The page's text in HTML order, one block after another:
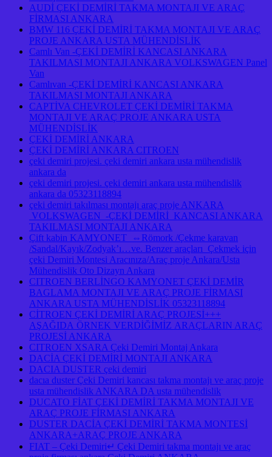
AUDİ ÇEKİ DEMİRİ TAKMA MONTAJI VE ARAÇ
FİRMASI ANKARA
BMW 116 ÇEKİ DEMİRİ TAKMA MONTAJI VE ARAÇ
PROJE ANKARA USTA MÜHENDİSLİK
Camlı Van -ÇEKİ DEMİRİ KANCASI ANKARA
TAKILMASI MONTAJI ANKARA VOLKSWAGEN Panel
Van
Camlıvan -ÇEKİ DEMİRİ KANCASI ANKARA
TAKILMASI MONTAJI ANKARA
CAPTİVA CHEVROLET ÇEKİ DEMİRİ TAKMA
MONTAJI VE ARAÇ PROJE ANKARA USTA
MÜHENDİSLİK
ÇEKİ DEMİRİ ANKARA
ÇEKİ DEMİRİ ANKARA CITROEN
çeki demiri projesi. çeki demiri ankara usta mühendislik
ankara da
çeki demiri projesi. çeki demiri ankara usta mühendislik
ankara da 05323118894
çeki demiri takılması montajı araç proje ANKARA
VOLKSWAGEN -ÇEKİ DEMİRİ KANCASI ANKARA
TAKILMASI MONTAJI ANKARA
Çift kabin KAMYONET ⇔Römork /Çekme karavan
/Sandal/Kayık/Zodyak’ı…ve. Benzer araçları Çekmek için
çeki Demiri Montesi Aracınıza/Araç proje Ankara/Usta
Mühendislik Oto Dizayn Ankara
CITROEN BERLİNGO KAMYONET ÇEKİ DEMİR
BAGLAMA MONTAJI VE ARAÇ PROJE FİRMASI
ANKARA USTA MÜHENDİSLİK 05323118894
CİTROEN ÇEKİ DEMİRİ ARAÇ PROJESİ+++
AŞAĞIDA ÖRNEK VERDİĞİMİZ ARAÇLARIN ARAÇ
PROJESİ ANKARA
CITROEN XSARA Çeki Demiri Montaj Ankara
DACİA ÇEKİ DEMİRİ MONTAJI ANKARA
DACIA DUSTER çeki demiri
dacıa duster Çeki Demiri kancası takma montajı ve araç proje
usta mühendislik ANKARA DA usta mühendislik
DUCATO FİAT ÇEKİ DEMİRİ TAKMA MONTAJI VE
ARAÇ PROJE FİRMASI ANKARA
DUSTER DACİA ÇEKİ DEMİRİ TAKMA MONTESİ
ANKARA+ARAÇ PROJE ANKARA
FIAT – Çeki Demiri↵ Çeki Demiri takma montajı ve araç